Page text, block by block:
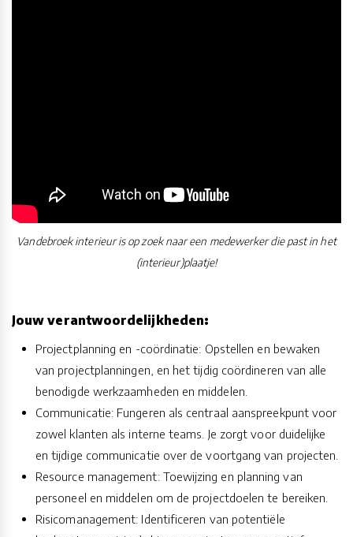
Vandebroek interieur is op zoek naar een medewerker die past in het
(interieur)plaatje!
Jouw verantwoordelijkheden:
Projectplanning en -coördinatie: Opstellen en bewaken
van projectplanningen, en het tijdig coördineren van alle
benodigde werkzaamheden en middelen.
Communicatie: Fungeren als centraal aanspreekpunt voor
zowel klanten als interne teams. Je zorgt voor duidelijke
en tijdige communicatie over de voortgang van projecten.
Resource management: Toewijzing en planning van
personeel en middelen om de projectdoelen te bereiken.
Risicomanagement: Identificeren van potentiële